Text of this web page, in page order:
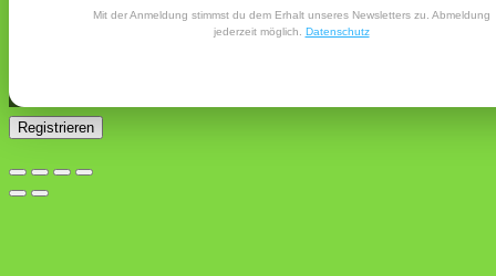
Mit der Anmeldung stimmst du dem Erhalt unseres Newsletters zu. Abmeldung
jederzeit möglich. Datenschutz
E-Mail-Adresse gesendet.
Registrieren